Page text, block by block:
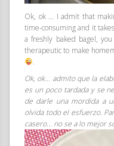
Ok, ok … I admit that
time-consuming and it
a freshly baked bagel,
therapeutic to make
.
Ok, ok… admito que la
es un poco tardada y se
de darle una mordida a
olvida todo el esfuerzo.
casero… no se a lo mejor